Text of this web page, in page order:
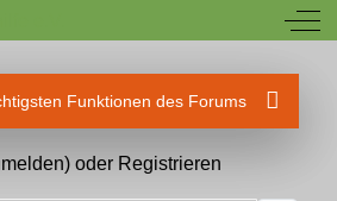
Off-
Funktionen des Forums
oder Registrieren